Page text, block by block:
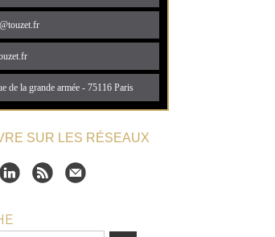
de la grande armée - 75116 Paris
SUR LES RÉSEAUX